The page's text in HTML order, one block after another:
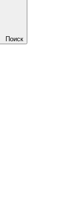
Поиск